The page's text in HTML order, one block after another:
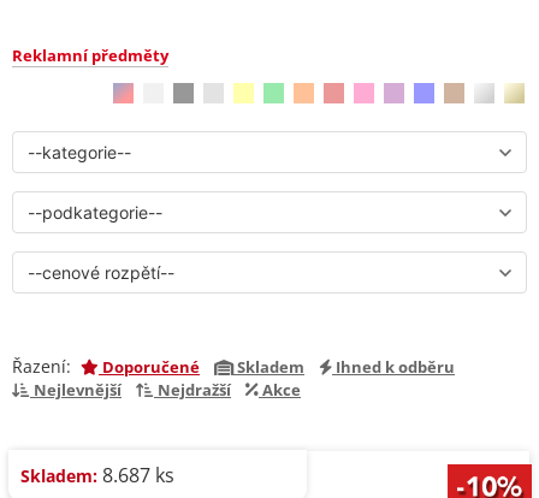
Reklamní předměty
Řazení: Doporučené Skladem
Ihned k odběru
Nejlevnější
Nejdražší Akce
Skladem: 8.687 ks